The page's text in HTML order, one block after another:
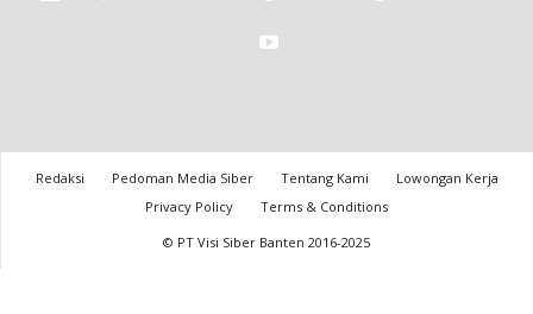
Redaksi Pedoman Media Siber Tentang Kami
Lowongan Kerja
Privacy Policy
Terms & Conditions
© PT Visi Siber Banten 2016-2025